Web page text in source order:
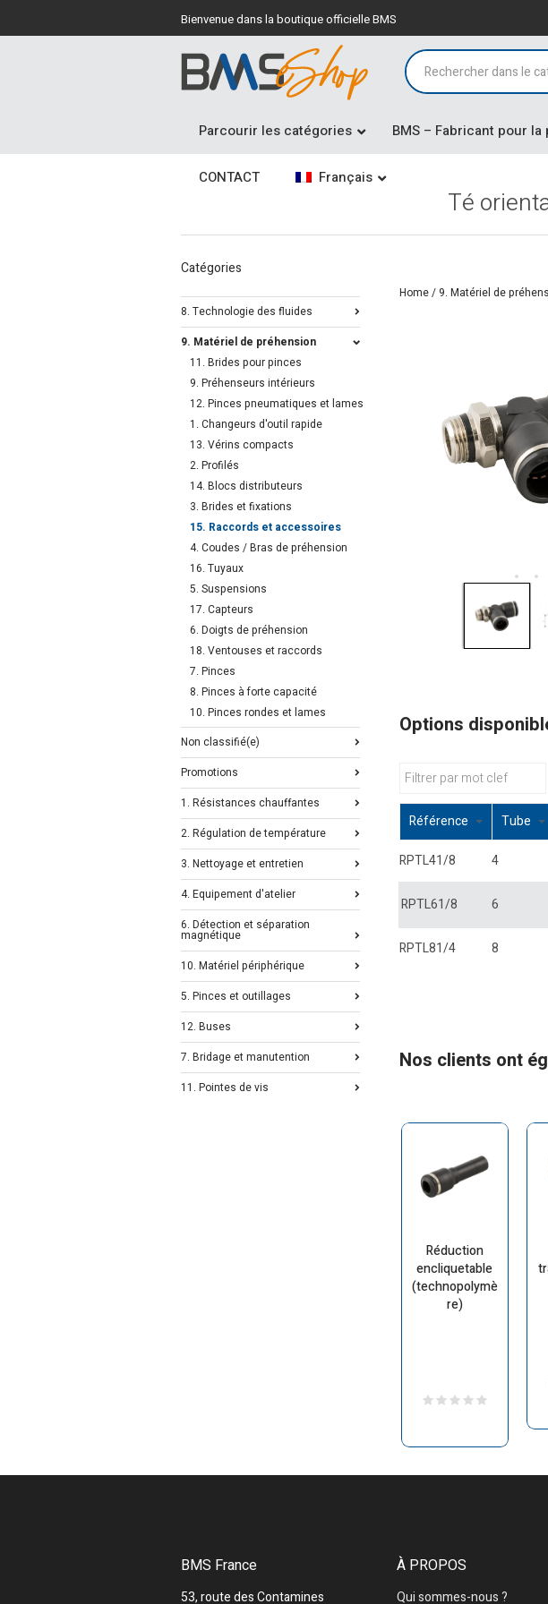
Bienvenue dans la boutique officielle BMS
Parcourir les catégories BMS – Fabricant pour
CONTACT Français
Té
Home/ 9. Matériel de
Options
Référence Tube
RPTL41/8 4
RPTL61/8 6
RPTL81/4 8
Nos clients ont
Réduction
encliquetable
(technopolymè
re)
Catégories
8. Technologie des fluides
9. Matériel de préhension
11. Brides pour pinces
9. Préhenseurs intérieurs
12. Pinces pneumatiques et lames
1. Changeurs d'outil rapide
13. Vérins compacts
2. Profilés
14. Blocs distributeurs
3. Brides et fixations
15. Raccords et accessoires
4. Coudes / Bras de préhension
16. Tuyaux
5. Suspensions
17. Capteurs
6. Doigts de préhension
18. Ventouses et raccords
7. Pinces
8. Pinces à forte capacité
10. Pinces rondes et lames
Non classifié(e)
Promotions
1. Résistances chauffantes
2. Régulation de température
3. Nettoyage et entretien
4. Equipement d'atelier
6. Détection et séparation
magnétique
10. Matériel périphérique
5. Pinces et outillages
12. Buses
7. Bridage et manutention
11. Pointes de vis
BMS France
53, route des Contamines
À PROPOS
Qui sommes-nous ?